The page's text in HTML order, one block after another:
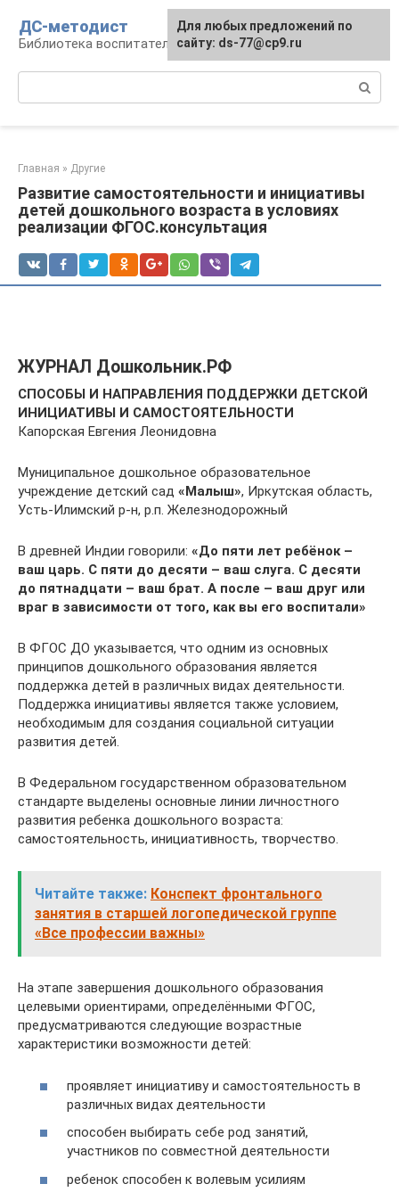
контенту
ДС-методист
Библиотека воспитателя
Главная » Другие
Развитие самостоятельности и инициативы
детей дошкольного возраста в условиях
реализации ФГОС.консультация
ЖУРНАЛ Дошкольник.РФ
СПОСОБЫ И НАПРАВЛЕНИЯ ПОДДЕРЖКИ ДЕТСКОЙ
ИНИЦИАТИВЫ И САМОСТОЯТЕЛЬНОСТИ
Капорская Евгения Леонидовна
Муниципальное дошкольное образовательное
учреждение детский сад «Малыш», Иркутская область,
Усть-Илимский р-н, р.п. Железнодорожный
В древней Индии говорили: «До пяти лет ребёнок –
ваш царь. С пяти до десяти – ваш слуга. С десяти
до пятнадцати – ваш брат. А после – ваш друг или
враг в зависимости от того, как вы его воспитали»
В ФГОС ДО указывается, что одним из основных
принципов дошкольного образования является
поддержка детей в различных видах деятельности.
Поддержка инициативы является также условием,
необходимым для создания социальной ситуации
развития детей.
В Федеральном государственном образовательном
стандарте выделены основные линии личностного
развития ребенка дошкольного возраста:
самостоятельность, инициативность, творчество.
Читайте также: Конспект фронтального
занятия в старшей логопедической группе
«Все профессии важны»
На этапе завершения дошкольного образования
целевыми ориентирами, определёнными ФГОС,
предусматриваются следующие возрастные
характеристики возможности детей:
проявляет инициативу и самостоятельность в
различных видах деятельности
способен выбирать себе род занятий,
участников по совместной деятельности
ребенок способен к волевым усилиям
Для любых предложений по
сайту: ds-77@cp9.ru